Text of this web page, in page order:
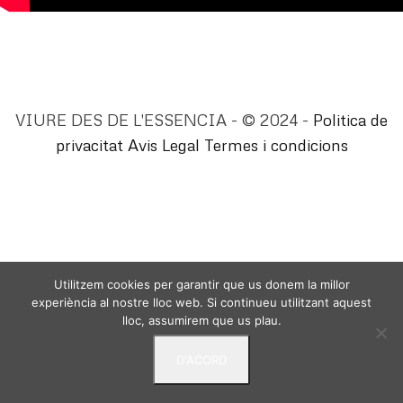
VIURE DES DE L'ESSENCIA - © 2024 - Politica de
privacitat Avis Legal Termes i condicions
Utilitzem cookies per garantir que us donem la millor
experiència al nostre lloc web. Si continueu utilitzant aquest
lloc, assumirem que us plau.